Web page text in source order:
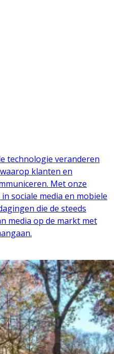
technologie veranderen
klanten en
Met onze
sociale media en mobiele
die de steeds
media op de markt met